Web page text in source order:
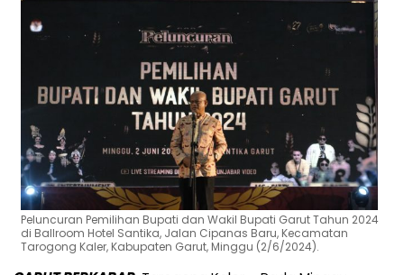
Peluncuran Pemilihan Bupati dan Wakil Bupati Garut Tahun 2024
di Ballroom Hotel Santika, Jalan Cipanas Baru, Kecamatan
Tarogong Kaler, Kabupaten Garut, Minggu (2/6/2024).